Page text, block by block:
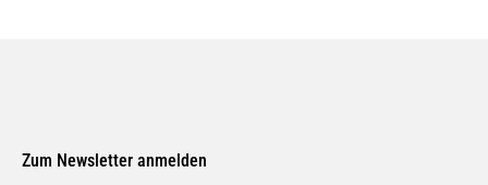
Zum Newsletter anmelden